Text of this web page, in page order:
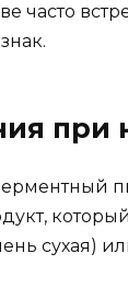
часто
при
сухая)